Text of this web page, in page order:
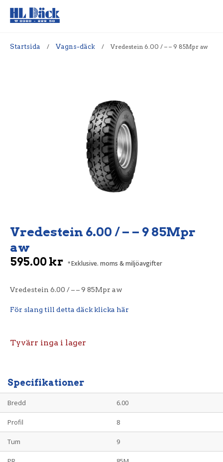
Startsida / Vagns-däck / Vredestein 6.00 / – – 9 85Mpr aw
Vredestein 6.00 / – – 9 85Mpr
aw
595.00kr Exklusive. moms & miljöavgifter
Vredestein 6.00 / – – 9 85Mpr aw
För slang till detta däck klicka här
Tyvärr inga i lager
Specifikationer
Bredd 6.00
Profil 8
Tum 9